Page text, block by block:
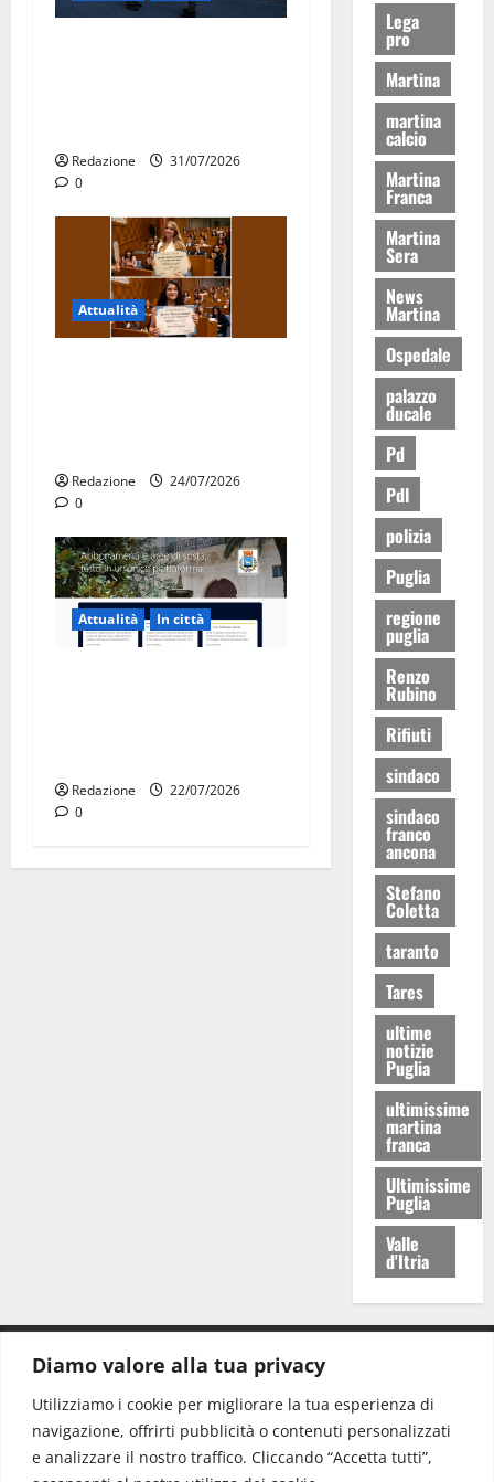
Diamo valore alla tua privacy
Utilizziamo i cookie per migliorare la tua esperienza di
navigazione, offrirti pubblicità o contenuti personalizzati
e analizzare il nostro traffico. Cliccando “Accetta tutti”,
Redazione
31/07/2026
0
Attualità
Redazione
24/07/2026
0
Attualità In città
Redazione
22/07/2026
0
Lega
pro
Martina
martina
calcio
Martina
Franca
Martina
Sera
News
Martina
Ospedale
palazzo
ducale
Pd
Pdl
polizia
Puglia
regione
puglia
Renzo
Rubino
Rifiuti
sindaco
sindaco
franco
ancona
Stefano
Coletta
taranto
Tares
ultime
notizie
Puglia
ultimissime
martina
franca
Ultimissime
Puglia
Valle
d'Itria
Redazione: redazione@www.martinasera.it
Direttore:direttore@www.martinasera.it